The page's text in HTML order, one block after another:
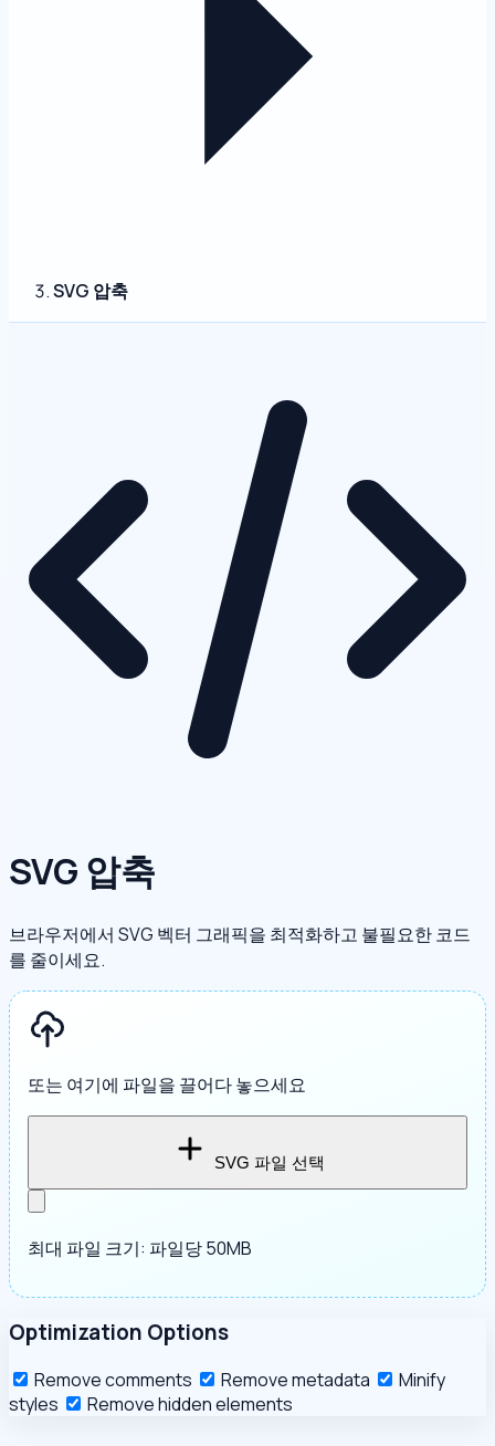
SVG 압축
SVG 압축
브라우저에서 SVG 벡터 그래픽을 최적화하고 불필요한 코드
를 줄이세요.
또는 여기에 파일을 끌어다 놓으세요
SVG 파일 선택
최대 파일 크기: 파일당 50MB
Optimization Options
Remove comments Remove metadata
Minify
styles
Remove hidden elements